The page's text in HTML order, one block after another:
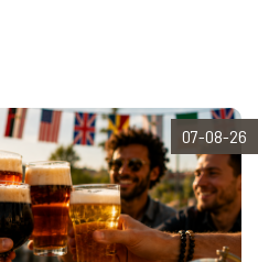
07-08-26